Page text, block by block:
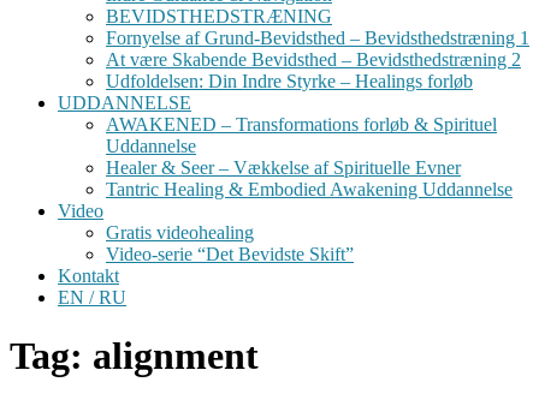
BEVIDSTHEDSTRÆNING
Fornyelse af Grund-Bevidsthed – Bevidsthedstræning 1
At være Skabende Bevidsthed – Bevidsthedstræning 2
Udfoldelsen: Din Indre Styrke – Healings forløb
UDDANNELSE
AWAKENED – Transformations forløb & Spirituel
Uddannelse
Healer & Seer – Vækkelse af Spirituelle Evner
Tantric Healing & Embodied Awakening Uddannelse
Video
Gratis videohealing
Video-serie “Det Bevidste Skift”
Kontakt
EN / RU
Tag: alignment